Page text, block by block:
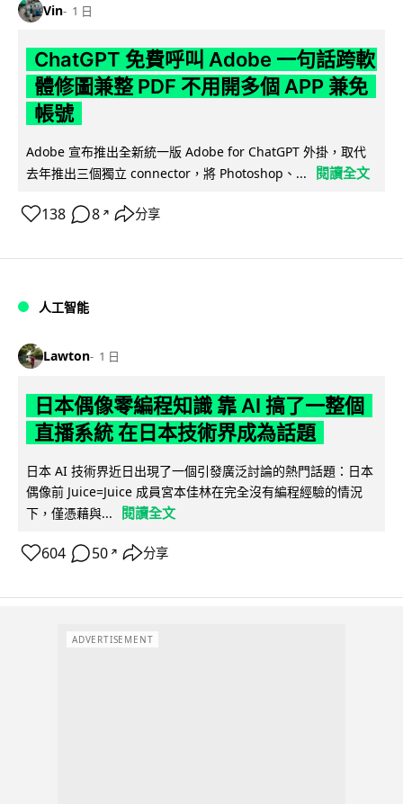
Vin 1 日
ChatGPT 免費呼叫 Adobe 一句話跨軟
體修圖兼整 PDF 不用開多個 APP 兼免
帳號
Adobe 宣布推出全新統一版 Adobe for ChatGPT 外掛，取代
去年推出三個獨立 connector，將 Photoshop、...
閱讀全文
138 8 ↗ 分享
人工智能
Lawton 1 日
日本偶像零編程知識 靠 AI 搞了一整個
直播系統 在日本技術界成為話題
日本 AI 技術界近日出現了一個引發廣泛討論的熱門話題：日本
偶像前 Juice=Juice 成員宮本佳林在完全沒有編程經驗的情況
下，僅憑藉與...
閱讀全文
604 50 ↗ 分享
ADVERTISEMENT